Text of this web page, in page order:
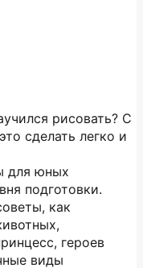
рисовать? С
сделать легко и
для юных
подготовки.
как
героев
виды